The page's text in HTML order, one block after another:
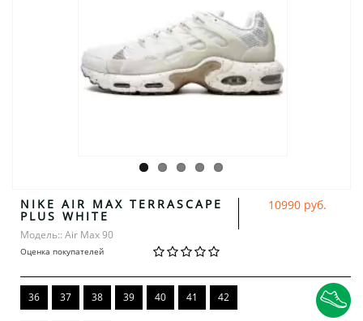
NIKE AIR MAX TERRASCAPE
PLUS WHITE
Модель:: Air Max 90
Оценка покупателей
10990 руб.
36 37 38 39 40 41 42